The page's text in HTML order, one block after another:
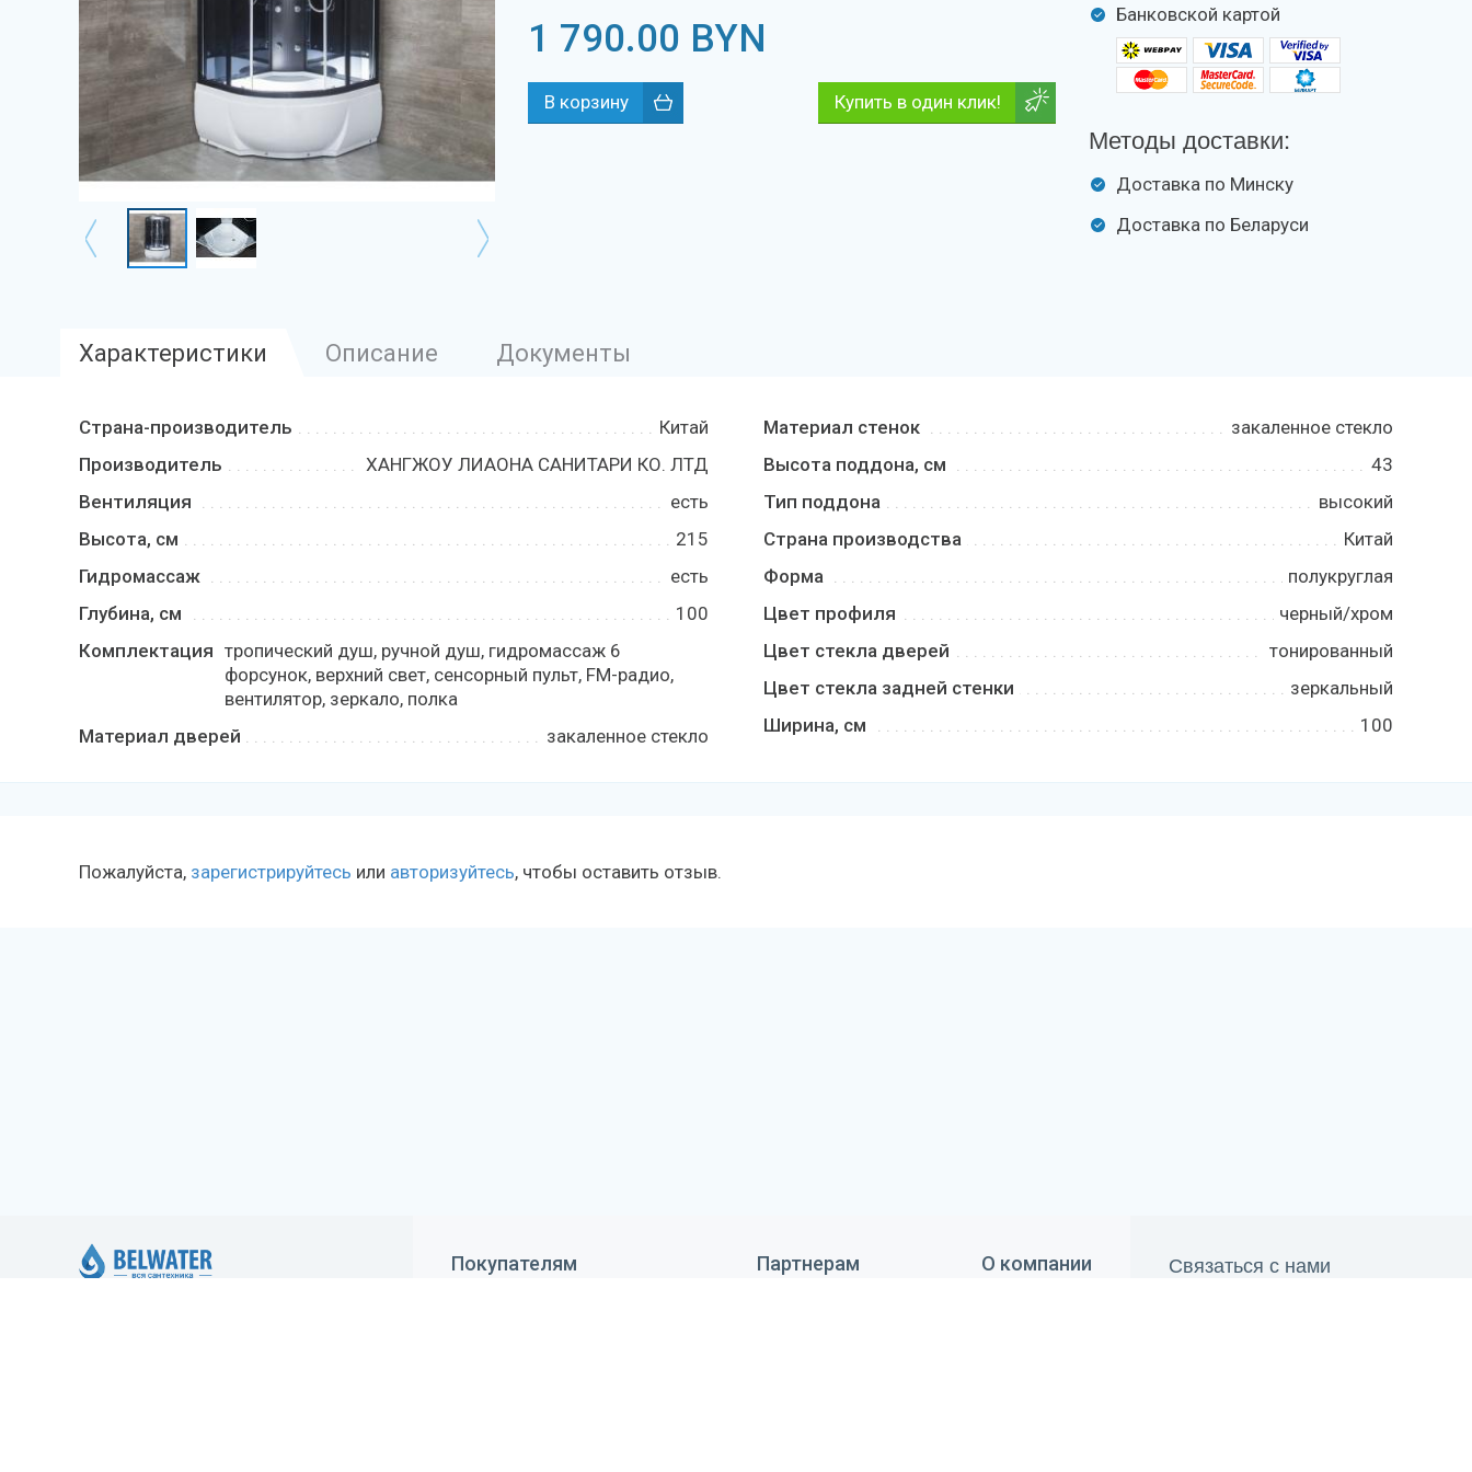
1 790.00 BYN
Купить в один клик!
Банковской картой
Методы доставки:
Доставка по Минску
Доставка по Беларуси
Характеристики Описание Документы
Страна-производитель
Китай
Производитель
ХАНГЖОУ ЛИАОНА САНИТАРИ КО. ЛТД
Вентиляция
есть
Высота, см
215
Гидромассаж
есть
Глубина, см
100
Комплектация тропический душ, ручной душ, гидромассаж 6
форсунок, верхний свет, сенсорный пульт, FM-радио,
вентилятор, зеркало, полка
Материал дверей
закаленное стекло
Материал стенок
закаленное стекло
Высота поддона, см
43
Тип поддона
высокий
Страна производства
Китай
Форма
полукруглая
Цвет профиля
черный/хром
Цвет стекла дверей
тонированный
Цвет стекла задней стенки
зеркальный
Ширина, см
100
Пожалуйста, зарегистрируйтесь или авторизуйтесь, чтобы оставить отзыв.
Покупателям Партнерам О компании Связаться с нами